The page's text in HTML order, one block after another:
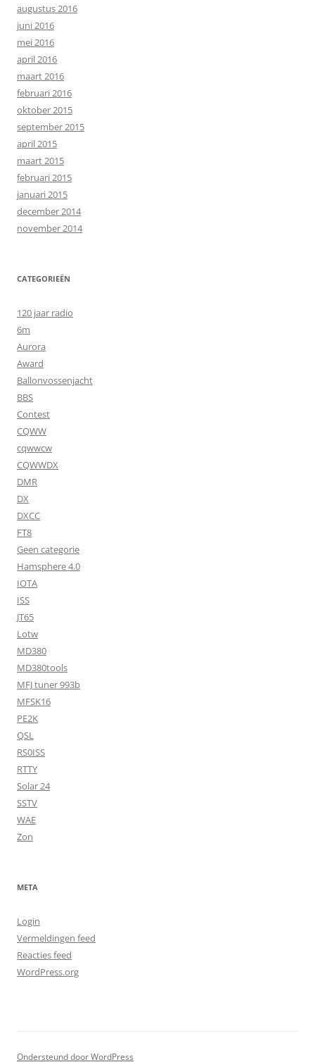
augustus 2016
juni 2016
mei 2016
april 2016
maart 2016
februari 2016
oktober 2015
september 2015
april 2015
maart 2015
februari 2015
januari 2015
december 2014
november 2014
CATEGORIEËN
120 jaar radio
6m
Aurora
Award
Ballonvossenjacht
BBS
Contest
CQWW
cqwwcw
CQWWDX
DMR
DX
DXCC
FT8
Geen categorie
Hamsphere 4.0
IOTA
ISS
JT65
Lotw
MD380
MD380tools
MFJ tuner 993b
MFSK16
PE2K
QSL
RS0ISS
RTTY
Solar 24
SSTV
WAE
Zon
META
Login
Vermeldingen feed
Reacties feed
WordPress.org
Ondersteund door WordPress